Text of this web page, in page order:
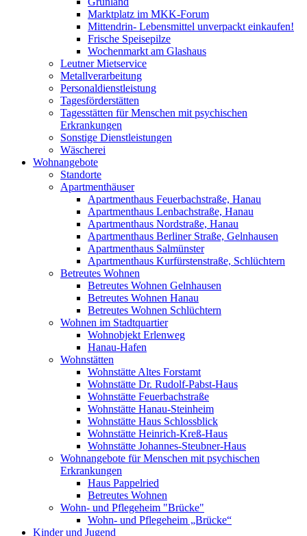
Marktplatz im MKK-Forum
Mittendrin- Lebensmittel unverpackt einkaufen!
Frische Speisepilze
Wochenmarkt am Glashaus
Leutner Mietservice
Metallverarbeitung
Personaldienstleistung
Tagesförderstätten
Tagesstätten für Menschen mit psychischen
Erkrankungen
Sonstige Dienstleistungen
Wäscherei
Wohnangebote
Standorte
Apartmenthäuser
Apartmenthaus Feuerbachstraße, Hanau
Apartmenthaus Lenbachstraße, Hanau
Apartmenthaus Nordstraße, Hanau
Apartmenthaus Berliner Straße, Gelnhausen
Apartmenthaus Salmünster
Apartmenthaus Kurfürstenstraße, Schlüchtern
Betreutes Wohnen
Betreutes Wohnen Gelnhausen
Betreutes Wohnen Hanau
Betreutes Wohnen Schlüchtern
Wohnen im Stadtquartier
Wohnobjekt Erlenweg
Hanau-Hafen
Wohnstätten
Wohnstätte Altes Forstamt
Wohnstätte Dr. Rudolf-Pabst-Haus
Wohnstätte Feuerbachstraße
Wohnstätte Hanau-Steinheim
Wohnstätte Haus Schlossblick
Wohnstätte Heinrich-Kreß-Haus
Wohnstätte Johannes-Steubner-Haus
Wohnangebote für Menschen mit psychischen
Erkrankungen
Haus Pappelried
Betreutes Wohnen
Wohn- und Pflegeheim "Brücke"
Wohn- und Pflegeheim „Brücke“
Kinder und Jugend